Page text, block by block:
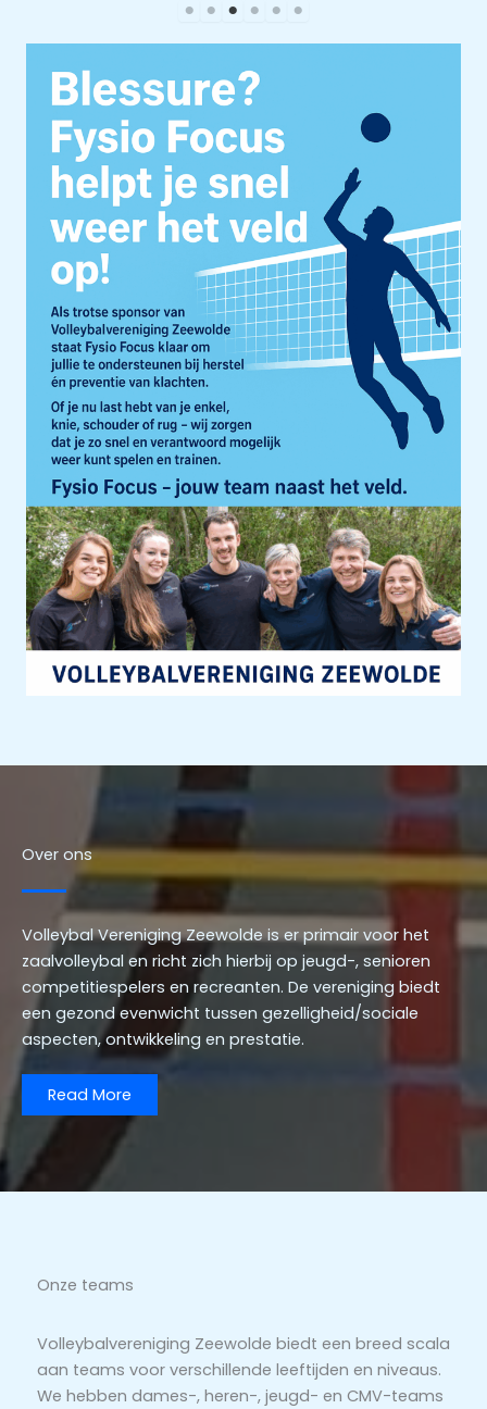
Over ons
Volleybal Vereniging Zeewolde is er primair voor het
zaalvolleybal en richt zich hierbij op jeugd-, senioren
competitiespelers en recreanten. De vereniging biedt
een gezond evenwicht tussen gezelligheid/sociale
aspecten, ontwikkeling en prestatie.
Read More
Onze teams
Volleybalvereniging Zeewolde biedt een breed scala
aan teams voor verschillende leeftijden en niveaus.
We hebben dames-, heren-, jeugd- en CMV-teams